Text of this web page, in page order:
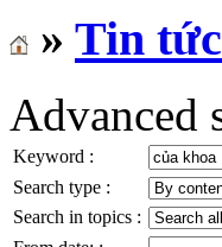
» Tin tức
Advanced
Keyword :
Search type :
Search in topics :